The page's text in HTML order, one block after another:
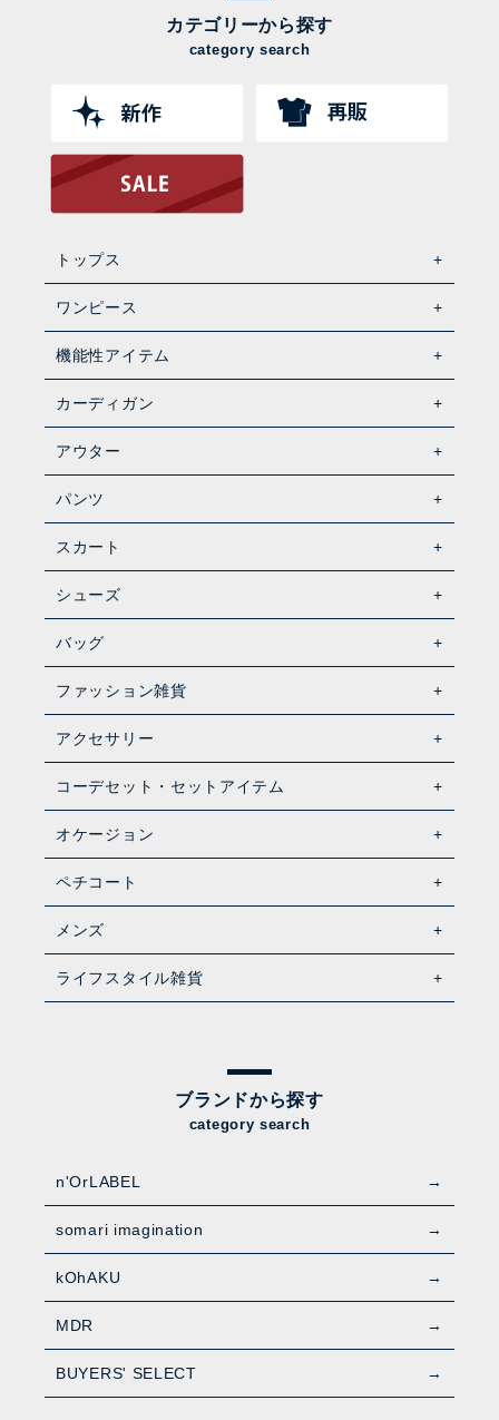
カテゴリーから探す
category search
トップス
ワンピース
機能性アイテム
カーディガン
アウター
パンツ
スカート
シューズ
バッグ
ファッション雑貨
アクセサリー
コーデセット・セットアイテム
オケージョン
ペチコート
メンズ
ライフスタイル雑貨
ブランドから探す
category search
n'OrLABEL
somari imagination
kOhAKU
MDR
BUYERS' SELECT